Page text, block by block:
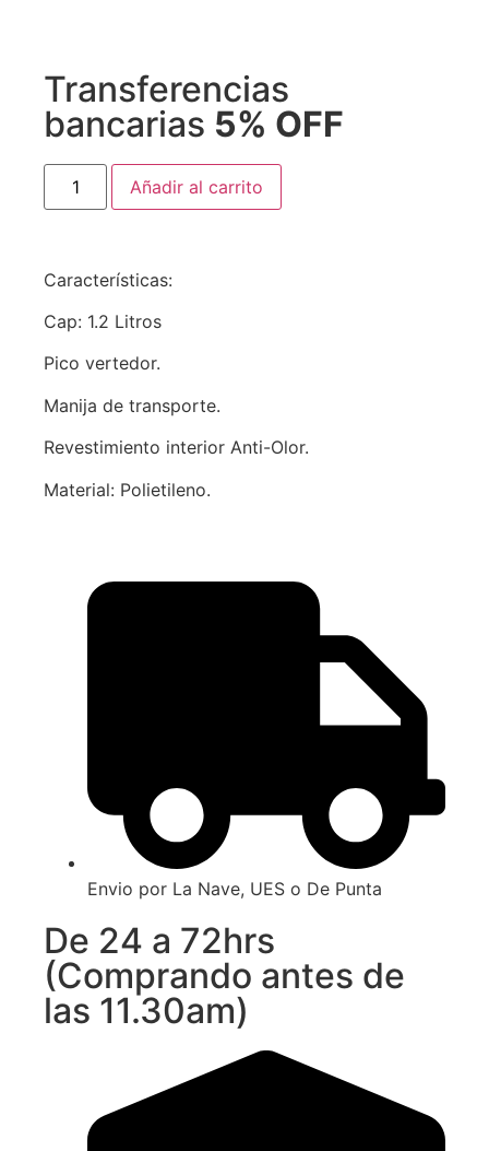
Transferencias
bancarias 5% OFF
Añadir al carrito
Características:
Cap: 1.2 Litros
Pico vertedor.
Manija de transporte.
Revestimiento interior Anti-Olor.
Material: Polietileno.
Envio por La Nave, UES o De Punta
De 24 a 72hrs
(Comprando antes de
las 11.30am)